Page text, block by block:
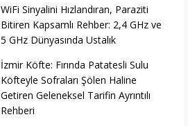
WiFi Sinyalini Hızlandıran, Paraziti
Bitiren Kapsamlı Rehber: 2,4 GHz ve
5 GHz Dünyasında Ustalık
İzmir Köfte: Fırında Patatesli Sulu
Köfteyle Sofraları Şölen Haline
Getiren Geleneksel Tarifin Ayrıntılı
Rehberi